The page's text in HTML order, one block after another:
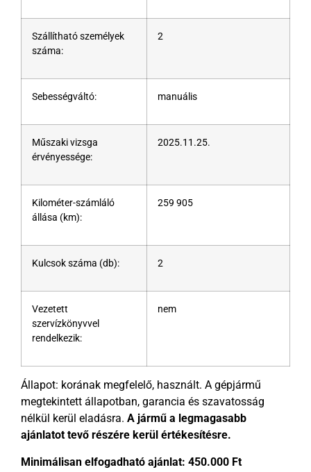
Szállítható személyek
száma:
2
Sebességváltó: manuális
Műszaki vizsga
érvényessége:
2025.11.25.
Kilométer-számláló
állása (km):
259 905
Kulcsok száma (db): 2
Vezetett
szervízkönyvvel
rendelkezik:
nem
Állapot: korának megfelelő, használt. A gépjármű
megtekintett állapotban, garancia és szavatosság
nélkül kerül eladásra. A jármű a legmagasabb
ajánlatot tevő részére kerül értékesítésre.
Minimálisan elfogadható ajánlat: 450.000 Ft